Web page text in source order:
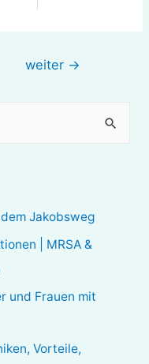
weiter →
Jakobsweg
| MRSA &
und Frauen mit
Vorteile,